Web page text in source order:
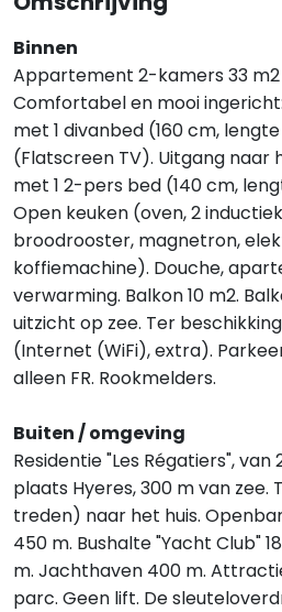
Binnen
Appartement 2-kamers 33 m2
Comfortabel en mooi
met 1 divanbed (160 cm,
(Flatscreen TV). Uitgang naar
met 1 2-pers bed (140 cm,
Open keuken (oven, 2
broodrooster, magnetron,
koffiemachine). Douche,
verwarming. Balkon 10 m2.
uitzicht op zee. Ter
(Internet (WiFi), extra).
alleen FR. Rookmelders.
Buiten / omgeving
Residentie "Les Régatiers",
plaats Hyeres, 300 m van zee.
treden) naar het huis.
450 m. Bushalte "Yacht Club"
m. Jachthaven 400 m.
parc. Geen lift. De